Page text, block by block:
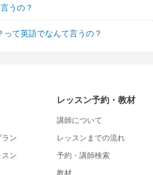
うの？
て英語でなんて言うの？
ン
ン
レッスン予約・教材
講師について
レッスンまでの流れ
予約・講師検索
教材